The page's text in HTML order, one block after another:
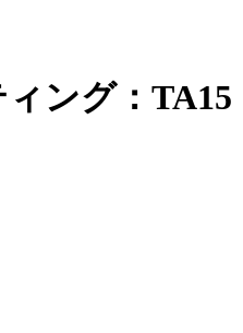
ング：